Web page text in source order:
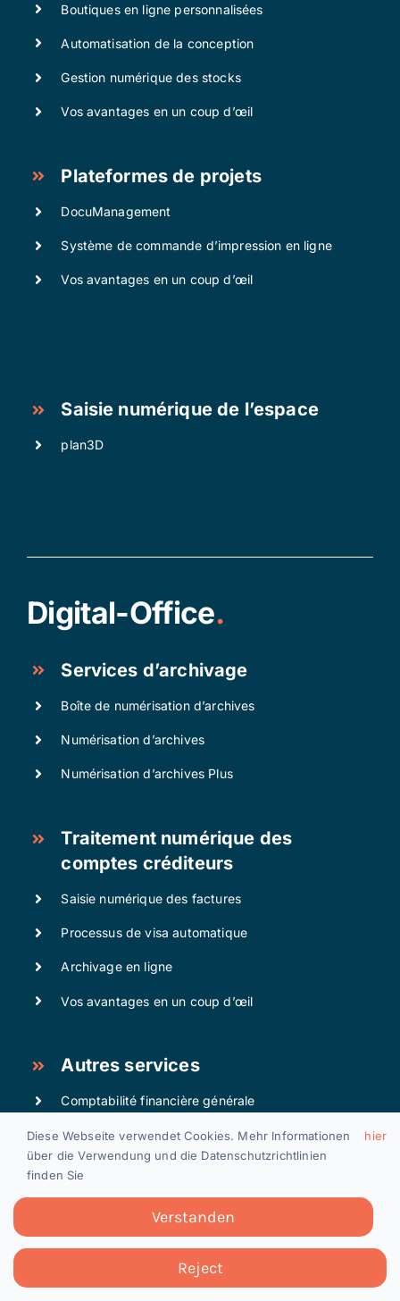
Boutiques en ligne personnalisées
Automatisation de la conception
Gestion numérique des stocks
Vos avantages en un coup d’œil
Plateformes de projets
DocuManagement
Système de commande d’impression en ligne
Vos avantages en un coup d’œil
Saisie numérique de l’espace
plan3D
Digital-Office.
Services d’archivage
Boîte de numérisation d’archives
Numérisation d’archives
Numérisation d’archives Plus
Traitement numérique des
comptes créditeurs
Saisie numérique des factures
Processus de visa automatique
Archivage en ligne
Vos avantages en un coup d’œil
Autres services
Comptabilité financière générale
Administration du personnel
Gestion des créanciers
Diese Webseite verwendet Cookies. Mehr Informationen
über die Verwendung und die Datenschutzrichtlinien
finden Sie
hier
Verstanden
Reject